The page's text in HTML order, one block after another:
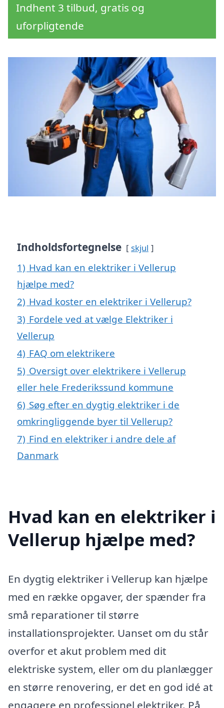
Indhent 3 tilbud, gratis og
uforpligtende
Indholdsfortegnelse skjul
1) Hvad kan en elektriker i Vellerup
hjælpe med?
2) Hvad koster en elektriker i Vellerup?
3) Fordele ved at vælge Elektriker i
Vellerup
4) FAQ om elektrikere
5) Oversigt over elektrikere i Vellerup
eller hele Frederikssund kommune
6) Søg efter en dygtig elektriker i de
omkringliggende byer til Vellerup?
7) Find en elektriker i andre dele af
Danmark
Hvad kan en elektriker i
Vellerup hjælpe med?
En dygtig elektriker i Vellerup kan hjælpe
med en række opgaver, der spænder fra
små reparationer til større
installationsprojekter. Uanset om du står
overfor et akut problem med dit
elektriske system, eller om du planlægger
en større renovering, er det en god idé at
engagere en professionel elektriker. På